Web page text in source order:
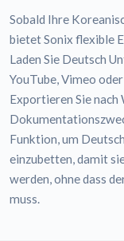
Sobald Ihre
bietet Sonix flexible
Laden Sie Deutsch
YouTube, Vimeo
Exportieren Sie
Funktion, um
einzubetten, damit
werden, ohne dass
muss.